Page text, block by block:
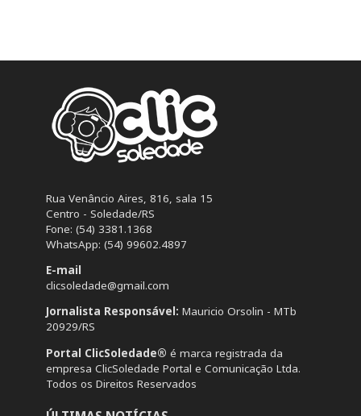
Rua Venâncio Aires, 816, sala 15
Centro - Soledade/RS
Fone: (54) 3381.1368
WhatsApp: (54) 99602.4897
E-mail
clicsoledade@gmail.com
Jornalista Responsável: Mauricio Orsolin - MTb
20929/RS
Portal ClicSoledade® é marca registrada da
empresa ClicSoledade Portal e Comunicação Ltda.
Todos os Direitos Reservados